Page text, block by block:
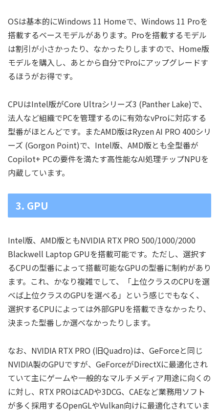
OSは基本的にWindows 11 Homeで、Windows 11 Proを
搭載するベースモデルがあります。Proを搭載するモデル
は割引が小さかったり、なかったりしますので、Home版
モデルを購入し、あとから自分でProにアップグレードす
るほうがお得です。
CPUはIntel版がCore Ultraシリーズ3 (Panther Lake)で、
法人など組織でPCを管理するのに有効なvProに対応する
型番がほとんどです。またAMD版はRyzen AI PRO 400シリ
ーズ (Gorgon Point)で、Intel版、AMD版とも全型番が
Copilot+ PCの要件を満たす高性能なAI処理チップNPUを
内蔵しています。
3. GPU
Intel版、AMD版ともNVIDIA RTX PRO 500/1000/2000
Blackwell Laptop GPUを搭載可能です。ただし、選択す
るCPUの型番によって搭載可能なGPUの型番に制約があり
ます。これ、かなり複雑でして、「上位クラスのCPUを選
べば上位クラスのGPUを選べる」という感じでもなく、
選択するCPUによっては外部GPUを搭載できなかったり、
決まった型番しか選べなかったりします。
なお、NVIDIA RTX PRO (旧Quadro)は、GeForceと同じ
NVIDIA製のGPUですが、GeForceがDirectXに最適化され
ていて主にゲームや一般的なマルチメディア用途に向くの
に対し、RTX PROはCADや3DCG、CAEなど業務用ソフト
が多く採用するOpenGLやVulkan向けに最適化されていま